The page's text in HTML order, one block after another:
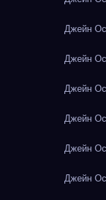
Джейн
Джейн
Джейн
Джейн
Джейн
Джейн